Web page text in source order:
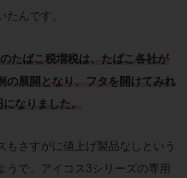
たんです。
たばこ税増税は、たばこ各社が
の展開となり、フタを開けてみれ
なりました。
もさすがに値上げ製品なしという
うで、アイコス3シリーズの専用